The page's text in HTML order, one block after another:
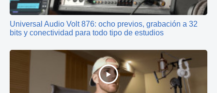
Universal Audio Volt 876: ocho previos, grabación a 32
bits y conectividad para todo tipo de estudios